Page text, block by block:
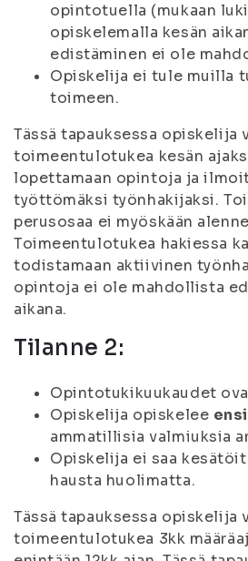
opintotuella (mukaan
opiskelemalla kesän
edistäminen ei ole
Opiskelija ei tule muilla
toimeen.
Tässä tapauksessa opiskelija
toimeentulotukea kesän
lopettamaan opintoja ja
työttömäksi työnhakijaksi.
perusosaa ei myöskään
Toimeentulotukea hakiessa
todistamaan aktiivinen
opintoja ei ole mahdollista
aikana.
Tilanne 2:
Opintotukikuukaudet
Opiskelija opiskelee
ammatillisia valmiuksia
Opiskelija ei saa
hausta huolimatta.
Tässä tapauksessa opiskelija
toimeentulotukea 3kk